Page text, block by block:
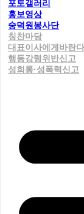
포토갤러리
홍보영상
숭덕원봉사단
칭찬마당
대표이사에게바란다
행동강령위반신고
성희롱·성폭력신고